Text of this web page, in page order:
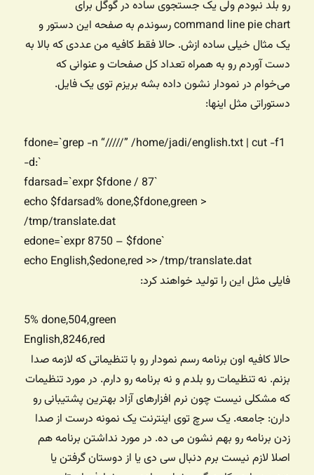
رو بلد نبودم ولی یک جستجوی ساده در گوگل برای
command line pie chart رسوندم به صفحه این دستور و
یک مثال خیلی ساده ازش. حالا فقط کافیه من عددی که بالا به
دست آوردم رو به همراه تعداد کل صفحات و عنوانی که
می‌خوام در نمودار نشون داده بشه بریزم توی یک فایل.
دستوراتی مثل اینها:
fdone=`grep -n “/////” /home/jadi/english.txt | cut -f1
-d:`
fdarsad=`expr $fdone / 87`
echo $fdarsad% done,$fdone,green >
/tmp/translate.dat
edone=`expr 8750 – $fdone`
echo English,$edone,red >> /tmp/translate.dat
فایلی مثل این را تولید خواهند کرد:
5% done,504,green
English,8246,red
حالا کافیه اون برنامه رسم نمودار رو با تنظیماتی که لازمه صدا
بزنم. نه تنظیمات رو بلدم و نه برنامه رو دارم. در مورد تنظیمات
که مشکلی نیست چون نرم افزارهای آزاد بهترین پشتیبانی رو
دارن: جامعه. یک سرچ توی اینترنت یک نمونه درست از صدا
زدن برنامه رو بهم نشون می ده. در مورد نداشتن برنامه هم
اصلا لازم نیست برم دنبال سی دی یا از دوستان گرفتن یا